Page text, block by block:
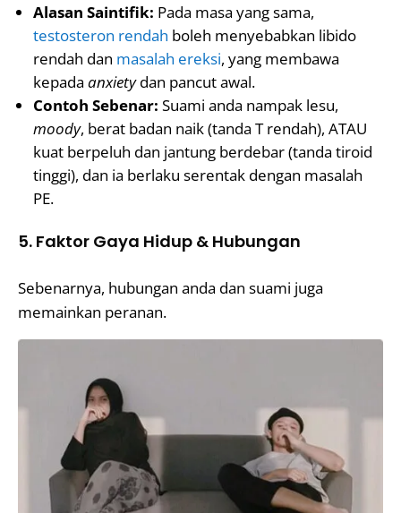
Alasan Saintifik: Pada masa yang sama,
testosteron rendah boleh menyebabkan libido
rendah dan masalah ereksi, yang membawa
kepada anxietydan pancut awal.
Contoh Sebenar: Suami anda nampak lesu,
moody, berat badan naik (tanda T rendah), ATAU
kuat berpeluh dan jantung berdebar (tanda tiroid
tinggi), dan ia berlaku serentak dengan masalah
PE.
5. Faktor Gaya Hidup & Hubungan
Sebenarnya, hubungan anda dan suami juga
memainkan peranan.